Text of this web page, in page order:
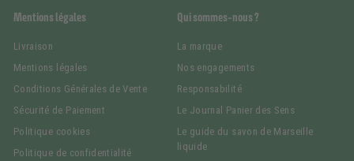
Mentions légales
Livraison
Mentions légales
Conditions Générales de Vente
Sécurité de Paiement
Politique cookies
Politique de confidentialité
Qui sommes-nous ?
La marque
Nos engagements
Responsabilité
Le Journal Panier des Sens
Le guide du savon de Marseille
liquide